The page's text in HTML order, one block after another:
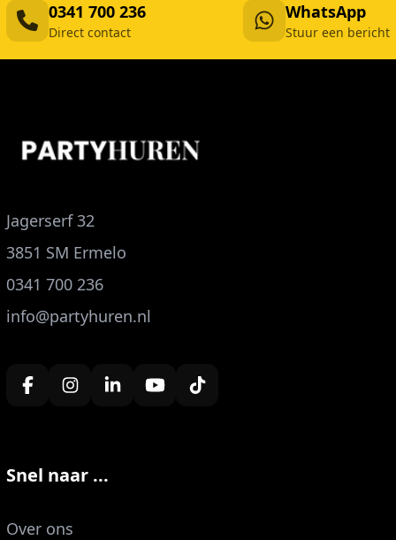
0341 700 236
Direct contact
WhatsApp
Stuur een bericht
Jagerserf 32
3851 SM Ermelo
0341 700 236
info@partyhuren.nl
Snel naar ...
Over ons